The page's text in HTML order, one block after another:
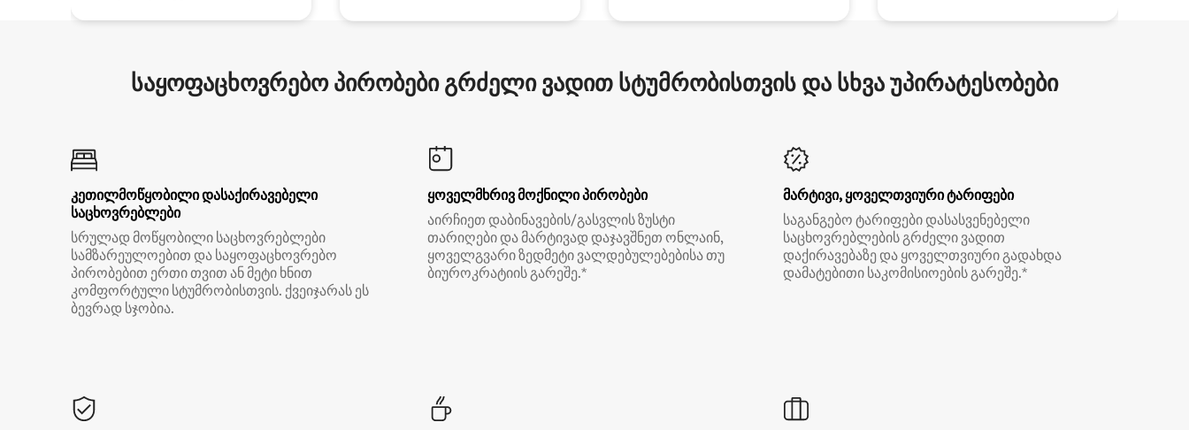
საყოფაცხოვრებო პირობები გრძელი ვადით სტუმრობისთვის და სხვა უპირატესობები
კეთილმოწყობილი დასაქირავებელი
საცხოვრებლები
სრულად მოწყობილი საცხოვრებლები
სამზარეულოებით და საყოფაცხოვრებო
პირობებით ერთი თვით ან მეტი ხნით
კომფორტული სტუმრობისთვის. ქვეიჯარას ეს
ბევრად სჯობია.
ყოველმხრივ მოქნილი პირობები
აირჩიეთ დაბინავების/გასვლის ზუსტი
თარიღები და მარტივად დაჯავშნეთ ონლაინ,
ყოველგვარი ზედმეტი ვალდებულებებისა თუ
ბიუროკრატიის გარეშე.*
მარტივი, ყოველთვიური ტარიფები
საგანგებო ტარიფები დასასვენებელი
საცხოვრებლების გრძელი ვადით
დაქირავებაზე და ყოველთვიური გადახდა
დამატებითი საკომისიოების გარეშე.*